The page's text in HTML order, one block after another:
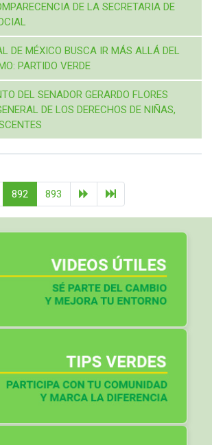
DE LA SECRETARIA DE
DE MÉXICO BUSCA IR MÁS ALLÁ DEL
PARTIDO VERDE
DEL SENADOR GERARDO FLORES
DE LOS DERECHOS DE NIÑAS,
892 893